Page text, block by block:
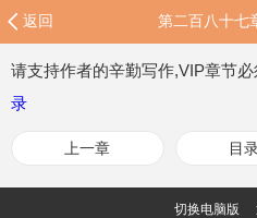
返回
请支持作者的辛勤写作,VIP章节
录
上一章 目
切换电脑版